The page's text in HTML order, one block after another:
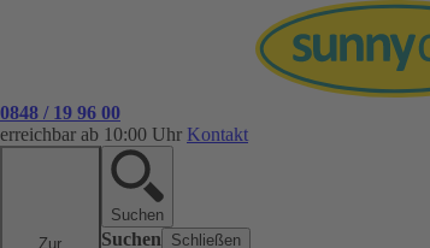
0848 / 19 96 00
erreichbar ab 10:00 Uhr Kontakt
Zur
Suchen
Suchen Schließen